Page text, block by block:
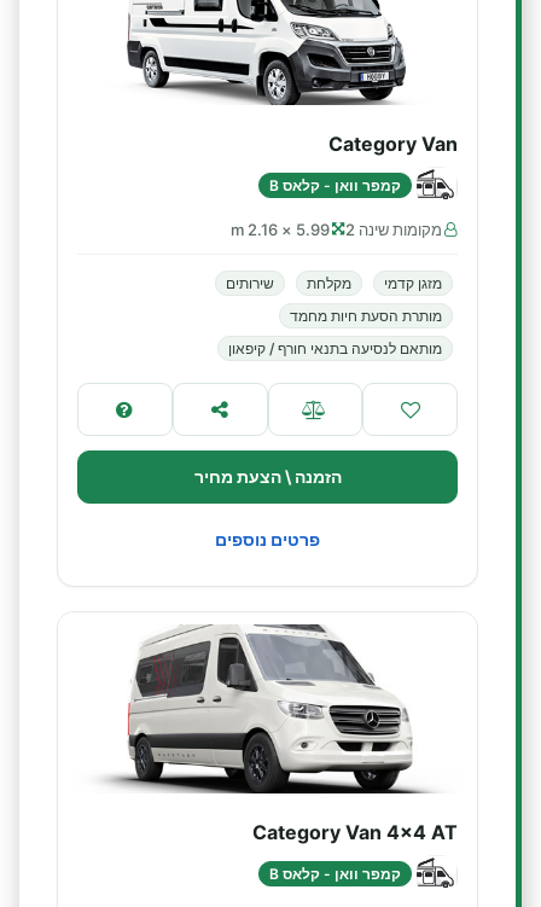
Category Van
קמפר וואן - קלאס B
מקומות שינה 2 5.99 × 2.16 m
מזגן קדמי מקלחת
שירותים
מותרת הסעת חיות מחמד
מותאם לנסיעה בתנאי חורף / קיפאון
הזמנה \ הצעת מחיר
פרטים נוספים
Category Van 4x4 AT
קמפר וואן - קלאס B